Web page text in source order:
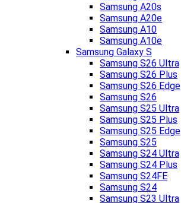
Samsung A20s
Samsung A20e
Samsung A10
Samsung A10e
Samsung Galaxy S
Samsung S26 Ultra
Samsung S26 Plus
Samsung S26 Edge
Samsung S26
Samsung S25 Ultra
Samsung S25 Plus
Samsung S25 Edge
Samsung S25
Samsung S24 Ultra
Samsung S24 Plus
Samsung S24FE
Samsung S24
Samsung S23 Ultra